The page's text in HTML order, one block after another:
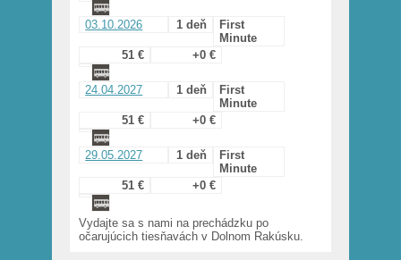
03.10.2026 1 deň
First
Minute
51 €
+0 €
24.04.2027 1 deň
First
Minute
51 €
+0 €
29.05.2027 1 deň
First
Minute
51 €
+0 €
Vydajte sa s nami na prechádzku po
očarujúcich tiesňavách v Dolnom Rakúsku.